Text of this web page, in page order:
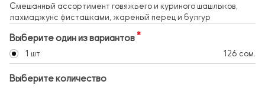
Смешанный ассортимент говяжьего и куриного шашлыков,
лахмаджунс фисташками, жареный перец и булгур
Выберите один из вариантов
1 шт 126 сом.
Выберите количество